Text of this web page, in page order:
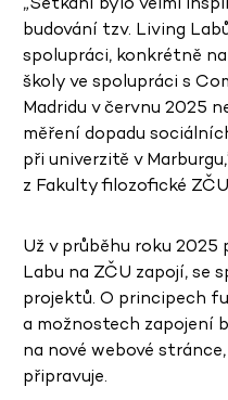
budování tzv. Living
spolupráci, konkrétně
školy ve spolupráci s
Madridu v červnu 2025
měření dopadu
při univerzitě v
z Fakulty filozofické
Už v průběhu roku
Labu na ZČU zapojí, se
projektů. O principech
a možnostech zapojení
na nové webové
připravuje.